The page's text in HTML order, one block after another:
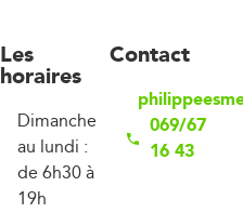
Les
horaires
Dimanche
au lundi :
de 6h30 à
19h
Contact
069/67
16 43